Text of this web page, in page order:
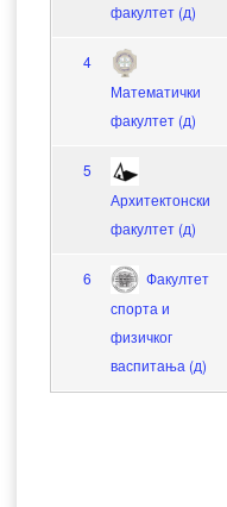
факултет (д)
4
Математички
факултет (д)
5
Архитектонски
факултет (д)
6
Факултет
спорта и
физичког
васпитања (д)